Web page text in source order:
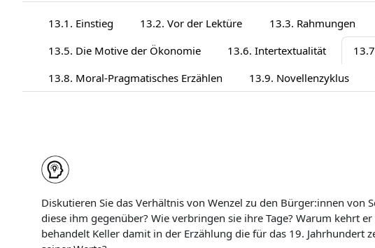
13.1. Einstieg 13.2. Vor der Lektüre 13.3. Rahmungen
13.5. Die Motive der Ökonomie
13.6. Intertextualität
13.8. Moral-Pragmatisches Erzählen
13.9. Novellenzyklus
Diskutieren Sie das Verhältnis von Wenzel zu den Bürger:innen von
diese ihm gegenüber? Wie verbringen sie ihre Tage? Warum kehrt
behandelt Keller damit in der Erzählung die für das 19. Jahrhundert